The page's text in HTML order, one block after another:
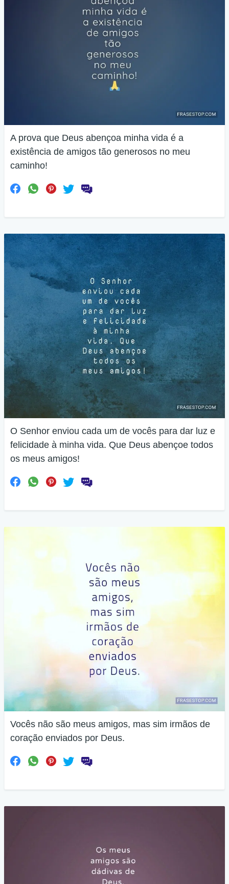
A prova que Deus abençoa minha vida é a
existência de amigos tão generosos no meu
caminho!
O Senhor enviou cada um de vocês para dar luz e
felicidade à minha vida. Que Deus abençoe todos
os meus amigos!
Vocês não são meus amigos, mas sim irmãos de
coração enviados por Deus.